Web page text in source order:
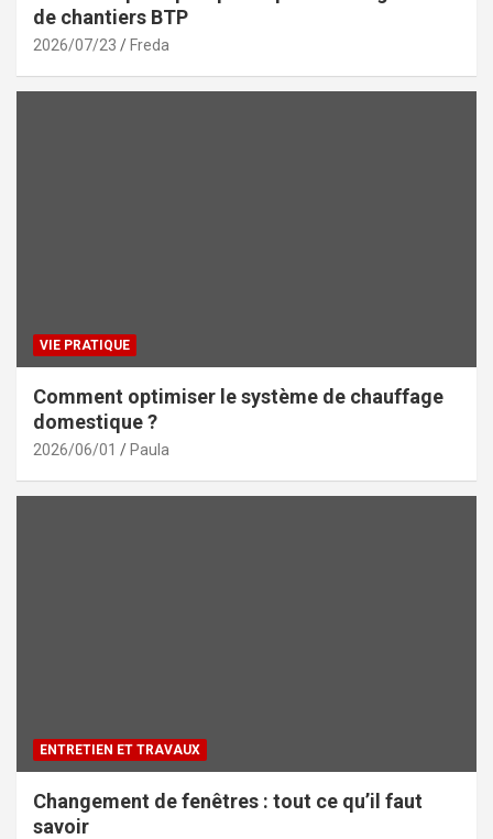
de chantiers BTP
2026/07/23 Freda
VIE PRATIQUE
Comment optimiser le système de chauffage
domestique ?
2026/06/01 Paula
ENTRETIEN ET TRAVAUX
Changement de fenêtres : tout ce qu’il faut
savoir